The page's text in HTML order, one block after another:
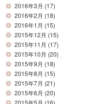
2016年3月 (17)
2016年2月 (18)
2016年1月 (15)
2015年12月 (15)
2015年11月 (17)
2015年10月 (20)
2015年9月 (18)
2015年8月 (15)
2015年7月 (21)
2015年6月 (20)
2015年5月 (16)